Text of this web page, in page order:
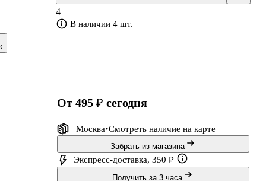
4
В наличии 4 шт.
от 495 ₽ сегодня
Москва Смотреть наличие на карте
Забрать из магазина
Экспресс-доставка, 350 ₽
Получить за 3 часа